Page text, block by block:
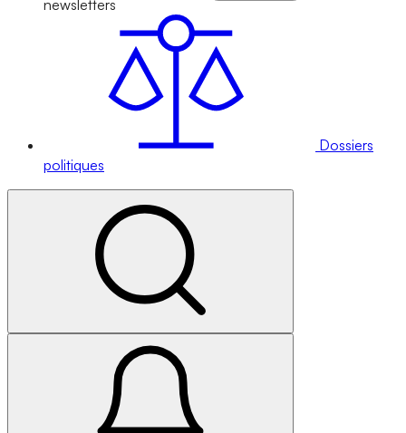
newsletters
Dossiers
politiques